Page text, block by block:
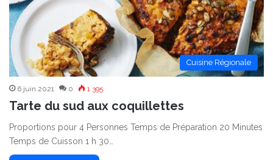
Cuisine Régionale
6 juin 2021 0 1 395
Tarte du sud aux coquillettes
Proportions pour 4 Personnes Temps de Préparation 20 Minutes
Temps de Cuisson 1 h 30…